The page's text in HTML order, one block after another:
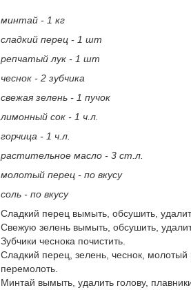
минтай - 1 кг
сладкий перец - 1 шт
репчатый лук - 1 шт
чеснок - 2 зубчика
свежая зелень - 1 пучок
лимонный сок - 1 ч.л.
горчица - 1 ч.л.
растительное масло - 3 ст.л.
молотый перец - по вкусу
соль - по вкусу
Сладкий перец вымыть, обсушить,
Свежую зелень вымыть, обсушить,
Зубчики чеснока почистить.
Сладкий перец, зелень, чеснок,
перемолоть.
Минтай вымыть, удалить голову,